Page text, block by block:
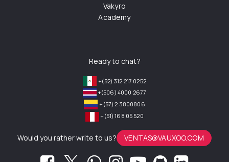
Vakyro
Academy
Ready to chat?
+(52) 312 217 0252
+(506) 4000 2677
+(57) 2 3800806
+(51) 168 05 520
Would you rather write to us? VENTAS@VAUXOO.COM